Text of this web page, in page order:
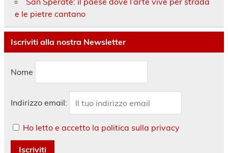
e le pietre cantano
Iscriviti alla nostra Newsletter
Nome
Indirizzo email:
Ho letto e accetto la politica sulla privacy